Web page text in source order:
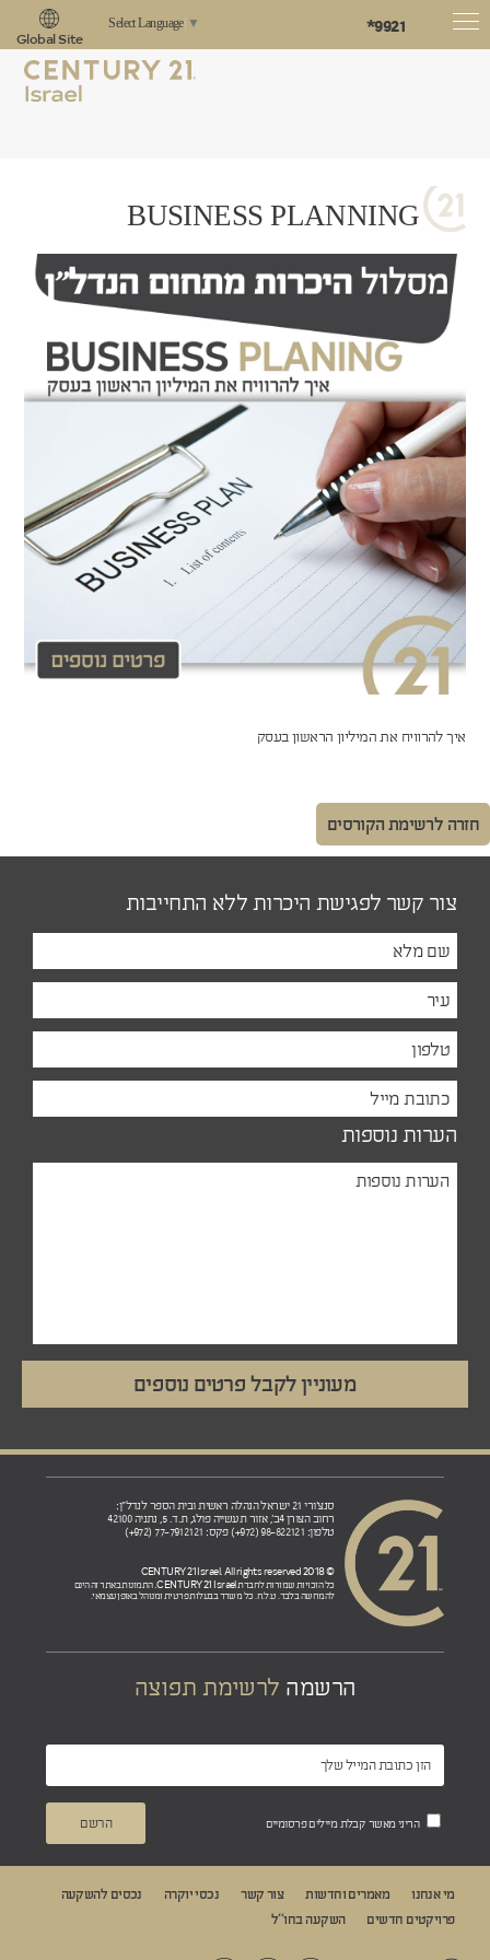
*9921
Select Language ▼
Global Site
BUSINESS PLANNING
איך להרוויח את המיליון הראשון בעסק
חזרה לרשימת הקורסים
צור קשר לפגישת היכרות ללא התחייבות
הערות נוספות
סנצ'ורי 21 ישראל הנהלה ראשית ובית הספר לנדל"ן:
רחוב הצורן 4ב', אזור תעשייה פולג, ת.ד. 5, נתניה 42100
טלפון: 98-822121 (972+) פקס: 77-7912121 (972+)
© 2018 CENTURY 21 Israel. All rights reserved
כל הזכויות שמורות לחברתCENTURY 21 Israel. התמונות באתר זה הינם
להמחשה בלבד. ט.ל.ח. כל משרד בבעלות פרטית ומנוהל באופן עצמאי.
הרשמה לרשימת תפוצה
הריני מאשר קבלת מיילים פרסומיים
מי אנחנו מאמרים וחדשות צור קשר נכסי יוקרה
נכסים להשקעה
פרויקטים חדשים
השקעה בחו“ל